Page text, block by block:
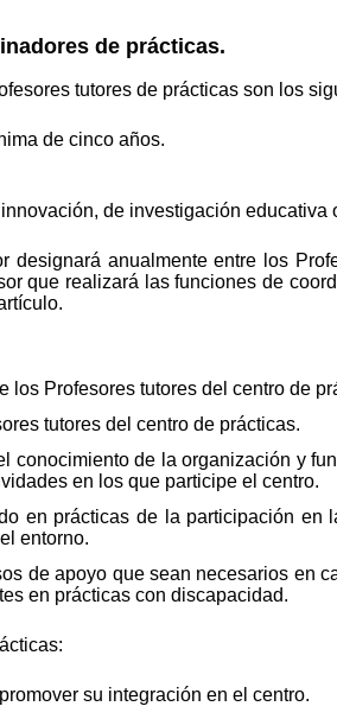
de prácticas.
tutores de prácticas son los
de cinco años.
de investigación educativa
designará anualmente entre los
que realizará las funciones de
los Profesores tutores del centro de
tutores del centro de prácticas.
conocimiento de la organización y
en los que participe el centro.
en prácticas de la participación
entorno.
de apoyo que sean necesarios en
en prácticas con discapacidad.
su integración en el centro.